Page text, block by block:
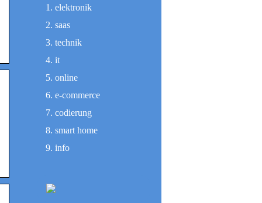
elektronik
saas
technik
it
online
e-commerce
codierung
smart home
info